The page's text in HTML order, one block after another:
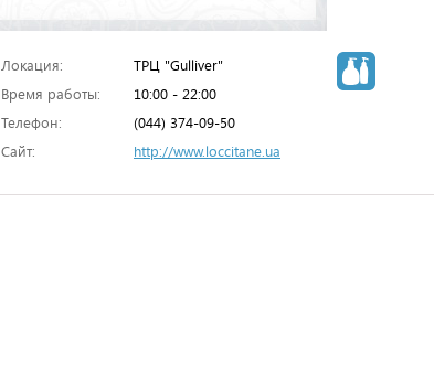
Локация:
ТРЦ "Gulliver"
Время работы:
10:00 - 22:00
Телефон:
(044) 374-09-50
Сайт:
http://www.loccitane.ua